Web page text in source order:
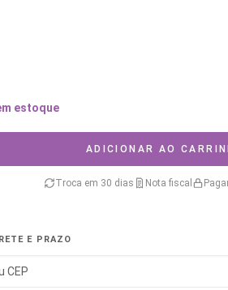
estoque
ADICIONAR AO
Troca em 30 dias Nota fiscal
E PRAZO